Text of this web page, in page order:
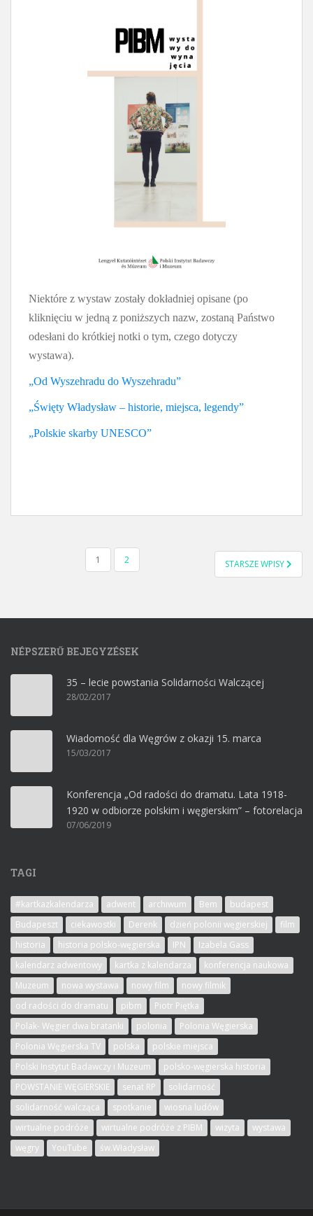
Niektóre z wystaw zostały dokładniej opisane (po
kliknięciu w jedną z poniższych nazw, zostaną Państwo
odesłani do krótkiej notki o tym, czego dotyczy
wystawa).
„Od Wyszehradu do Wyszehradu”
„Święty Władysław – historie, miejsca, legendy”
„Polskie skarby UNESCO”
STRONICOWANIE
1 2 STARSZE WPISY
NÉPSZERŰ BEJEGYZÉSEK
35 – lecie powstania Solidarności Walczącej
28/02/2017
Wiadomość dla Węgrów z okazji 15. marca
15/03/2017
Konferencja „Od radości do dramatu. Lata 1918-
1920 w odbiorze polskim i węgierskim” – fotorelacja
07/06/2019
TAGI
#kartkazkalendarza adwent archiwum Bem
budapest
Budapeszt
ciekawostki Derenk dzień polonii węgierskiej
film
historia
historia polsko-węgierska IPN
Izabela Gass
kalendarz adwentowy
kartka z kalendarza
konferencja naukowa
Muzeum
nowa wystawa nowy film
nowy filmik
od radości do dramatu
pibm
Piotr Piętka
Polak- Węgier dwa bratanki
polonia
Polonia Węgierska
Polonia Węgierska TV
polska
polskie miejsca
Polski Instytut Badawczy i Muzeum
polsko-węgierska historia
POWSTANIE WĘGIERSKIE
senat RP
solidarność
solidarność walcząca
spotkanie
wiosna ludów
wirtualne podróże
wirtualne podróże z PIBM wizyta
wystawa
węgry
YouTube św.Władysław